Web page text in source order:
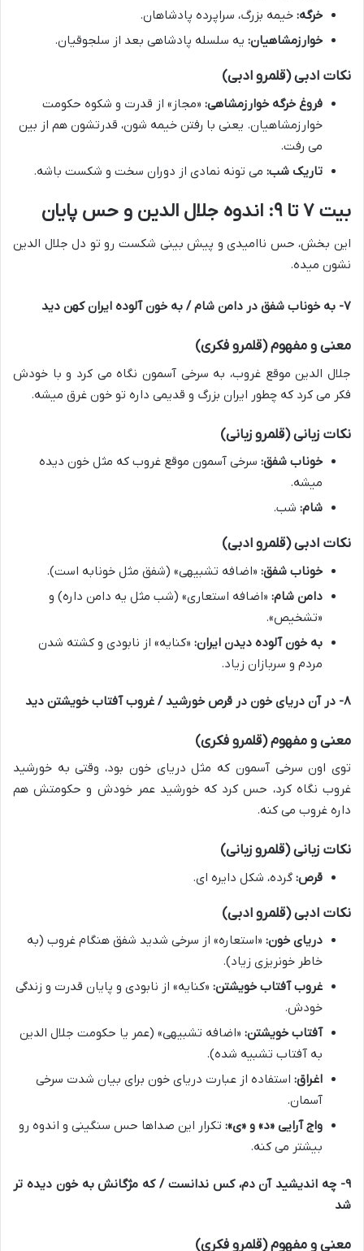
خرگه: خیمه بزرگ، سراپرده پادشاهان.
خوارزمشاهیان: یه سلسله پادشاهی بعد از سلجوقیان.
نکات ادبی (قلمرو ادبی)
فروغ خرگه خوارزمشاهی: «مجاز» از قدرت و شکوه حکومت
خوارزمشاهیان. یعنی با رفتن خیمه شون، قدرتشون هم از بین
می رفت.
تاریک شب: می تونه نمادی از دوران سخت و شکست باشه.
بیت ۷ تا ۹: اندوه جلال الدین و حس پایان
این بخش، حس ناامیدی و پیش بینی شکست رو تو دل جلال الدین
نشون میده.
۷- به خوناب شفق در دامن شام / به خون آلوده ایران کهن دید
معنی و مفهوم (قلمرو فکری)
جلال الدین موقع غروب، به سرخی آسمون نگاه می کرد و با خودش
فکر می کرد که چطور ایران بزرگ و قدیمی داره تو خون غرق میشه.
نکات زبانی (قلمرو زبانی)
خوناب شفق: سرخی آسمون موقع غروب که مثل خون دیده
میشه.
شام: شب.
نکات ادبی (قلمرو ادبی)
خوناب شفق: «اضافه تشبیهی» (شفق مثل خونابه است).
دامن شام: «اضافه استعاری» (شب مثل یه دامن داره) و
«تشخیص».
به خون آلوده دیدن ایران: «کنایه» از نابودی و کشته شدن
مردم و سربازان زیاد.
۸- در آن دریای خون در قرص خورشید / غروب آفتاب خویشتن دید
معنی و مفهوم (قلمرو فکری)
توی اون سرخی آسمون که مثل دریای خون بود، وقتی به خورشید
غروب نگاه کرد، حس کرد که خورشید عمر خودش و حکومتش هم
داره غروب می کنه.
نکات زبانی (قلمرو زبانی)
قرص: گرده، شکل دایره ای.
نکات ادبی (قلمرو ادبی)
دریای خون: «استعاره» از سرخی شدید شفق هنگام غروب (به
خاطر خونریزی زیاد).
غروب آفتاب خویشتن: «کنایه» از نابودی و پایان قدرت و زندگی
خودش.
آفتاب خویشتن: «اضافه تشبیهی» (عمر یا حکومت جلال الدین
به آفتاب تشبیه شده).
اغراق: استفاده از عبارت دریای خون برای بیان شدت سرخی
آسمان.
واج آرایی «د» و «ی»: تکرار این صداها حس سنگینی و اندوه رو
بیشتر می کنه.
۹- چه اندیشید آن دم، کس ندانست / که مژگانش به خون دیده تر
شد
معنی و مفهوم (قلمرو فکری)